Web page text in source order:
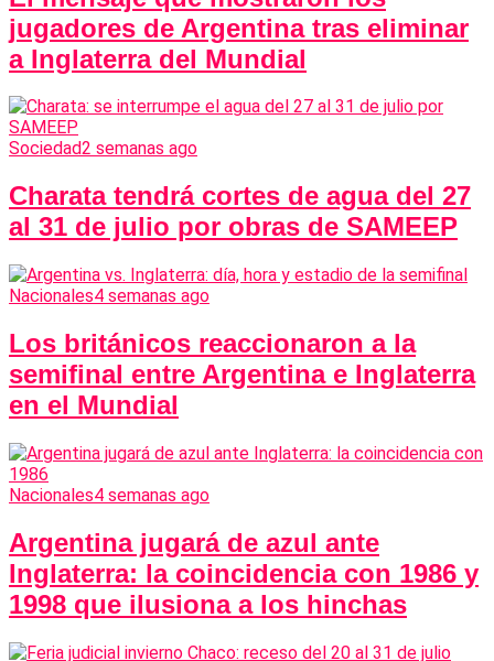
jugadores de Argentina tras eliminar
a Inglaterra del Mundial
Sociedad2 semanas ago
Charata tendrá cortes de agua del 27
al 31 de julio por obras de SAMEEP
Nacionales4 semanas ago
Los británicos reaccionaron a la
semifinal entre Argentina e Inglaterra
en el Mundial
Nacionales4 semanas ago
Argentina jugará de azul ante
Inglaterra: la coincidencia con 1986 y
1998 que ilusiona a los hinchas